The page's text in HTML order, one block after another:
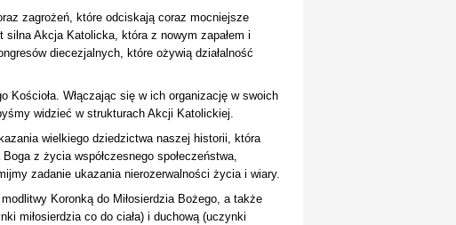
zagrożeń, które odciskają coraz mocniejsze
silna Akcja Katolicka, która z nowym zapałem i
diecezjalnych, które ożywią działalność
Kościoła. Włączając się w ich organizację w swoich
widzieć w strukturach Akcji Katolickiej.
wielkiego dziedzictwa naszej historii, która
z życia współczesnego społeczeństwa,
zadanie ukazania nierozerwalności życia i wiary.
Koronką do Miłosierdzia Bożego, a także
miłosierdzia co do ciała) i duchową (uczynki